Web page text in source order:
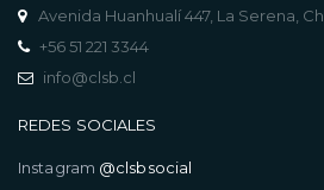
Avenida Huanhualí 447, La Serena,
+56 51 221 3344
info@clsb.cl
REDES SOCIALES
Instagram @clsbsocial